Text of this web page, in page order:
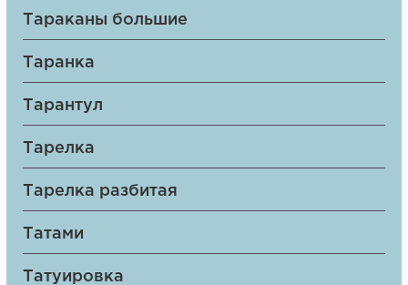
Тараканы большие
Таранка
Тарантул
Тарелка
Тарелка разбитая
Татами
Татуировка